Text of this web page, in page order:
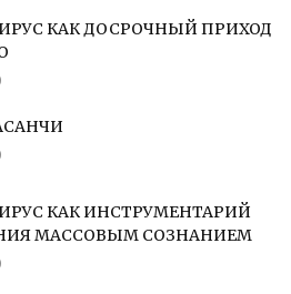
КАК ДОСРОЧНЫЙ ПРИХОД
КАК ИНСТРУМЕНТАРИЙ
МАССОВЫМ СОЗНАНИЕМ